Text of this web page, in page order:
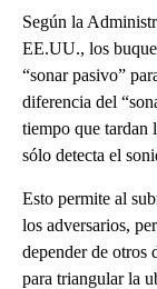
Según la
EE.UU., los
“sonar pasivo”
diferencia del
tiempo que tardan
sólo detecta el
Esto permite al
los adversarios,
depender de otros
para triangular la